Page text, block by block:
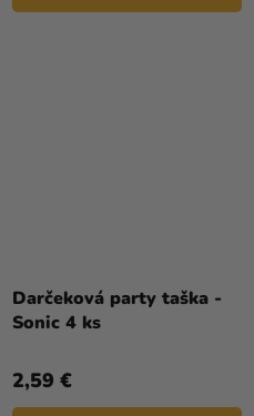
Darčeková party taška -
Sonic 4 ks
2,59 €